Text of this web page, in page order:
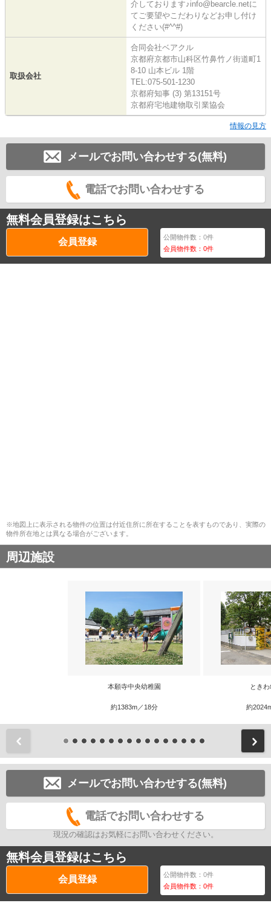
介しております♪info@bearcle.netに
てご要望やこだわりなどお申し付け
ください(#^^#)
取扱会社
合同会社ベアクル
京都府京都市山科区竹鼻竹ノ街道町1
8-10 山本ビル 1階
TEL:075-501-1230
京都府知事 (3) 第13151号
京都府宅地建物取引業協会
情報の見方
メールでお問い合わせする(無料)
電話でお問い合わせする
無料会員登録はこちら
会員登録 公開物件数：0件
会員物件数：0件
※地図上に表示される物件の位置は付近住所に所在することを表すものであり、実際の
物件所在地とは異なる場合がございます。
周辺施設
本願寺中央幼稚園
約1383m／18分
とき
約
メールでお問い合わせする(無料)
電話でお問い合わせする
現況の確認はお気軽にお問い合わせください。
無料会員登録はこちら
会員登録 公開物件数：0件
会員物件数：0件